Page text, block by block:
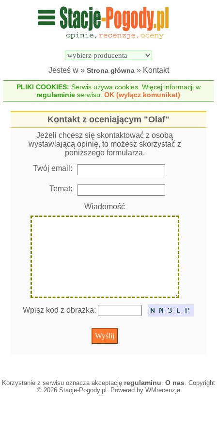
Wyszukiwarka
pogodowych
Jesteś w » Strona główna» Kontakt
PLIKI COOKIES: Serwis używa cookies. Więcej informacji w
regulaminie serwisu.OK (wyłącz komunikat)
Kontakt z oceniającym "Olaf"
Jeżeli chcesz się skontaktować z osobą
wystawiającą opinię, to możesz skorzystać z
poniższego formularza.
Twój email:
Temat:
Wiadomość
Wpisz kod z obrazka:
Korzystanie z serwisu oznacza akceptację regulaminu. O nas. Copyright
© 2026 Stacje-Pogody.pl. Powered by WMrecenzje